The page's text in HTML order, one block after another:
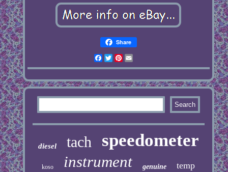
Share
Facebook
TwitterPinterest
diesel tach speedometer
koso instrument genuine temp